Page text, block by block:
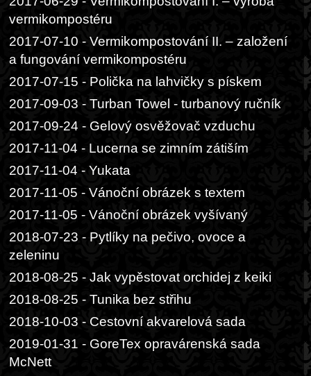
vermikompostéru
2017-07-10 - Vermikompostování II. – založení
a fungování vermikompostéru
2017-07-15 - Polička na lahvičky s pískem
2017-09-03 - Turban Towel - turbanový ručník
2017-09-24 - Gelový osvěžovač vzduchu
2017-11-04 - Lucerna se zimním zátiším
2017-11-04 - Yukata
2017-11-05 - Vánoční obrázek s textem
2017-11-05 - Vánoční obrázek vyšívaný
2018-07-23 - Pytlíky na pečivo, ovoce a
zeleninu
2018-08-25 - Jak vypěstovat orchidej z keiki
2018-08-25 - Tunika bez střihu
2018-10-03 - Cestovní akvarelová sada
2019-01-31 - GoreTex opravárenská sada
McNett